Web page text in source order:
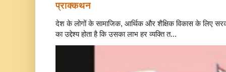
प्राक्कथन
देश के लोगों के सामाजिक, आर्थिक और शैक्षिक विकास के लिए
का उद्देश्य होता है कि उसका लाभ हर व्यक्ति त...